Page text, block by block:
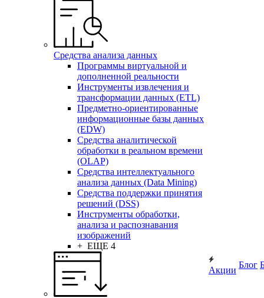
Средства анализа данных
Программы виртуальной и
дополненной реальности
Инструменты извлечения и
трансформации данных (ETL)
Предметно-ориентированные
информационные базы данных
(EDW)
Средства аналитической
обработки в реальном времени
(OLAP)
Средства интеллектуального
анализа данных (Data Mining)
Средства поддержки принятия
решений (DSS)
Инструменты обработки,
анализа и распознавания
изображений
+ ЕЩЕ 4
Акции
Блог